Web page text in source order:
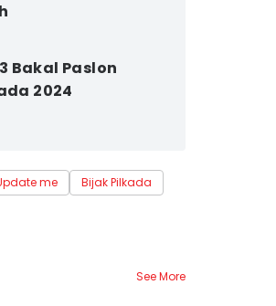
Bakal Paslon
2024
me Bijak Pilkada
See More